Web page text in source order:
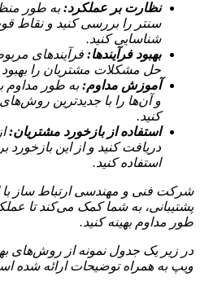
نظارت بر عملکرد:به طور
سنتر را بررسی کنید و
شناسایی کنید.
بهبود فرآیندها: فرآیندهای
حل مشکلات مشتریان را
آموزش مداوم:به طور مداوم
و آن‌ها را با جدیدترین
کنید.
استفاده از بازخورد مشتریان:
دریافت کنید و از این بازخورد
استفاده کنید.
شرکت فنی و مهندسی ارتباط ساز با
پشتیبانی، به شما کمک می‌کند تا
طور مداوم بهینه کنید.
در زیر یک جدول نمونه از روش‌های
ویپ به همراه توضیحات ارائه شده